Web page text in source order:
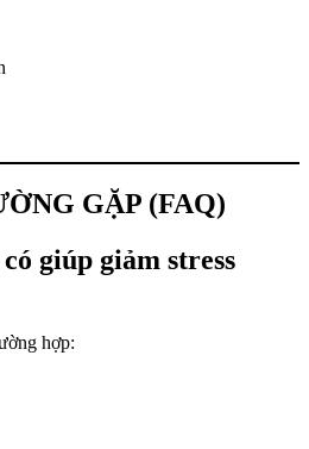
GẶP (FAQ)
giúp giảm stress
hợp: